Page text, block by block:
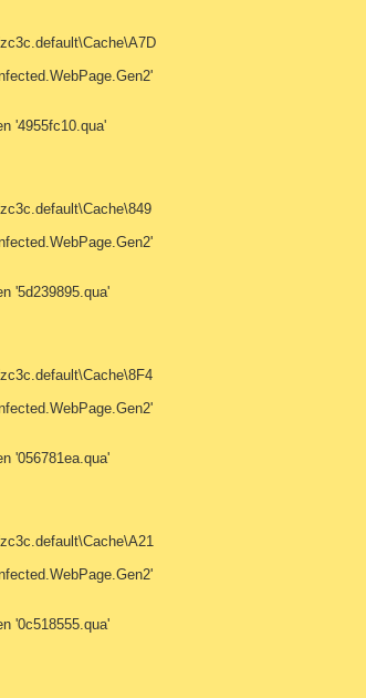
'4955fc10.qua'
'5d239895.qua'
'056781ea.qua'
'0c518555.qua'